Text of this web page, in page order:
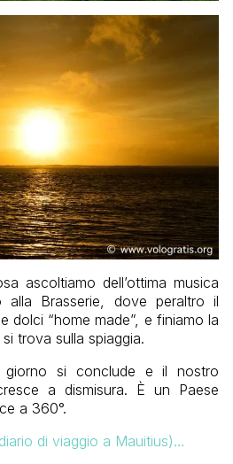
ascoltiamo dell’ottima musica
Brasserie, dove peraltro il
dolci “home made”, e finiamo la
trova sulla spiaggia.
giorno si conclude e il nostro
a dismisura. È un Paese
a 360°.
di viaggio a Mauitius)…